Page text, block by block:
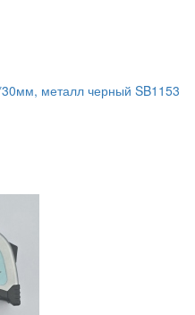
металл черный SB1153